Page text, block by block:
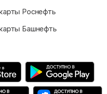
Роснефть
Башнефть